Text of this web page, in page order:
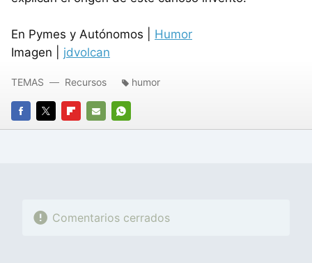
En Pymes y Autónomos | Humor
Imagen | jdvolcan
FACEBOOK
TWITTERFLIPBOARD
E-
WHATSAPP
TEMAS Recursos humor
Comentarios cerrados